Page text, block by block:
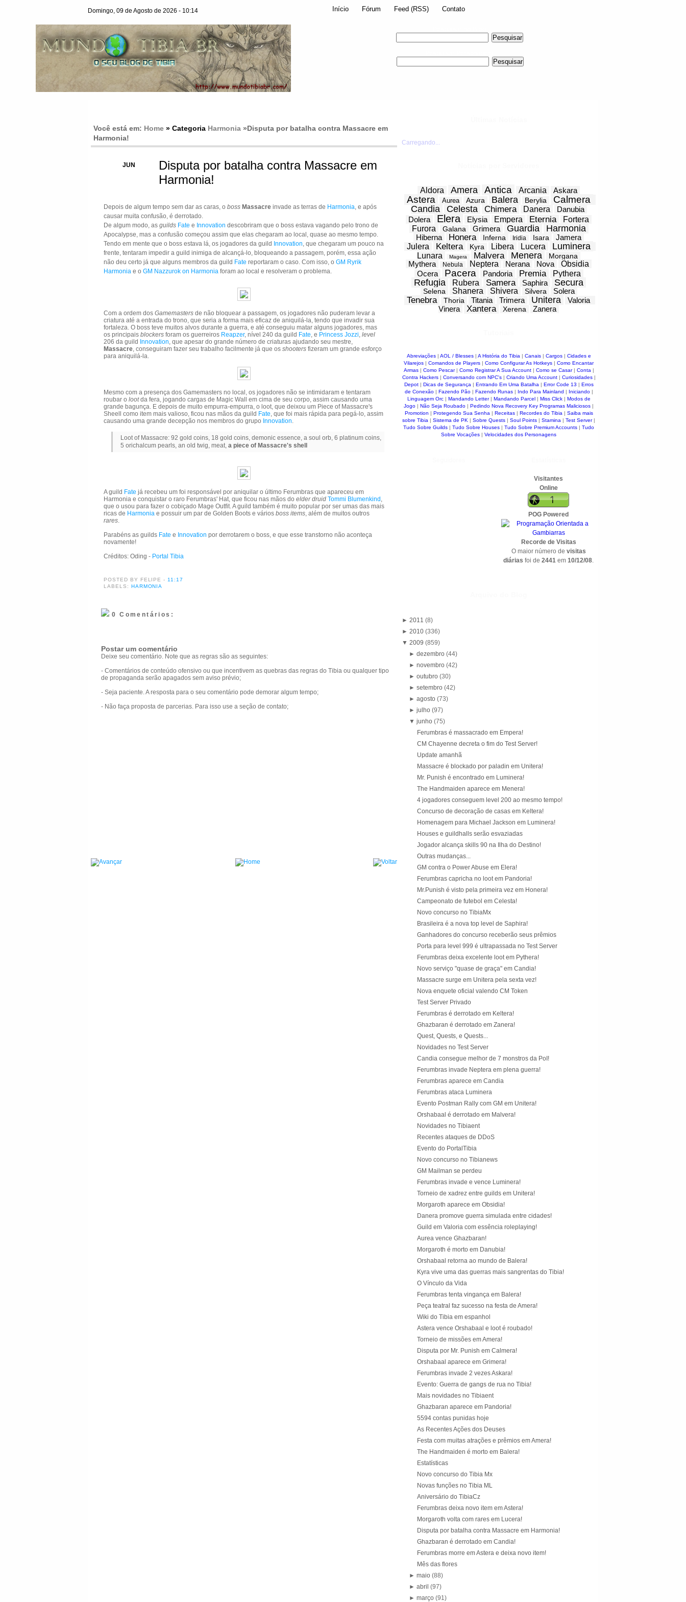
Domingo, 09 de Agosto de 2026 - 10:14 Início Fórum Feed (RSS) Contato
Você está em: Home » Categoria Harmonia »Disputa por batalha contra Massacre em
Harmonia!
JUN
Disputa por batalha contra Massacre em
Harmonia!
Depois de algum tempo sem dar as caras, o boss Massacre invade as terras de Harmonia, e após
causar muita confusão, é derrotado.
De algum modo, as guilds Fate e Innovation descobriram que o boss estava vagando pelo trono de
Apocalypse, mas a confusão começou assim que elas chegaram ao local, quase ao mesmo tempo.
Tendo em mente que o boss estava lá, os jogadores da guild Innovation, que chegaram um pouco na
frente, tentaram impedir a guild inimiga de alcançá-lo, bloqueando a passagem, porém, essa ação
não deu certo já que alguns membros da guild Fate reportaram o caso. Com isso, o GM Ryrik
Harmonia e o GM Nazzurok on Harmonia foram ao local e resolveram o problema.
Com a ordem dos Gamemasters de não bloquear a passagem, os jogadores não puderam levar a
criatura até a entrada do trono, que seria a forma mais eficaz de aniquilá-la, tendo que invadir sua
fortaleza. O boss teve muitos alvos durante a guerra, e até conseguiu matar alguns jogadores, mas
os principais blockers foram os guerreiros Reapzer, nível 240 da guild Fate, e Princess Jozzi, level
206 da guild Innovation, que apesar do grande número de criaturas ajudando seu mestre,
Massacre, conseguiram fazer seu trabalho facilmente já que os shooters fizeram um grande esforço
para aniquilá-la.
Mesmo com a presença dos Gamemasters no local, os jogadores não se intimidaram e tentaram
roubar o lootda fera, jogando cargas de Magic Wall em cima de seu corpo, assim causando uma
grande bagunça. E depois de muito empurra-empurra, o loot, que deixou um Piece of Massacre's
Sheell como item mais valioso, ficou nas mãos da guild Fate, que foi mais rápida para pegá-lo, assim
causando uma grande decepção nos membros do grupo Innovation.
Loot of Massacre: 92 gold coins, 18 gold coins, demonic essence, a soul orb, 6 platinum coins,
5 orichalcum pearls, an old twig, meat, a piece of Massacre's shell
A guild Fate já recebeu um foi responsável por aniquilar o último Ferumbras que apareceu em
Harmonia e conquistar o raro Ferumbras' Hat, que ficou nas mãos do elder druid Tommi Blumenkind ,
que o usou para fazer o cobiçado Mage Outfit. A guild também é muito popular por ser umas das mais
ricas de Harmonia e possuir um par de Golden Boots e vários boss items, além de muitos outros
rares.
Parabéns as guilds Fate e Innovation por derrotarem o boss, e que esse transtorno não aconteça
novamente!
Créditos: Oding - Portal Tibia
POSTED BY FELIPE- 11:17
LABELS: HARMONIA
0 Comentários:
Postar um comentário
Deixe seu comentário. Note que as regras são as seguintes:
- Comentários de conteúdo ofensivo ou que incentivem as quebras das regras do Tibia ou qualquer tipo
de propaganda serão apagados sem aviso prévio;
- Seja paciente. A resposta para o seu comentário pode demorar algum tempo;
- Não faça proposta de parcerias. Para isso use a seção de contato;
Carregando...
Aldora Amera Antica Arcania Askara
Astera Aurea Azura Balera Berylia Calmera
Candia Celesta Chimera Danera
Danubia
Dolera
Elera Elysia Empera Eternia
Fortera
Furora
Galana Grimera Guardia Harmonia
Hiberna Honera Inferna Iridia Isara
Jamera
Julera
Keltera Kyra Libera Lucera Luminera
Lunara Magera Malvera Menera Morgana
Mythera Nebula Neptera Nerana Nova
Obsidia
Ocera
Pacera Pandoria Premia Pythera
Refugia Rubera Samera Saphira Secura
Selena Shanera Shivera Silvera Solera
Tenebra Thoria Titania Trimera Unitera
Valoria
Vinera
Xantera Xerena Zanera
Abreviações| AOL / Blesses| A História do Tibia | Canais| Cargos| Cidades e
Vilarejos | Comandos de Players | Como Configurar As Hotkeys | Como Encantar
Armas| Como Pescar| Como Registrar A Sua Account| Como se Casar| Conta |
Contra Hackers| Conversando com NPC's| Criando Uma Account| Curiosidades|
Depot| Dicas de Segurança | Entrando Em Uma Batalha | Error Code 13 | Erros
de Conexão| Fazendo Pão| Fazendo Runas| Indo Para Mainland | Iniciando|
Linguagem Orc| Mandando Letter| Mandando Parcel| Miss Click| Modos de
Jogo | Não Seja Roubado | Pedindo Nova Recovery Key Programas Maliciosos |
Promotion | Protegendo Sua Senha | Receitas| Recordes do Tibia | Saiba mais
sobre Tibia | Sistema de PK | Sobre Quests | Soul Points | Stamina | Test Server|
Tudo Sobre Guilds | Tudo Sobre Houses | Tudo Sobre Premium Accounts | Tudo
Sobre Vocações | Velocidades dos Personagens
Visitantes
Online
POG Powered
Recorde de Visitas
O maior número de visitas
diárias foi de 2441 em 10/12/08.
► 2011 (8)
► 2010 (336)
▼ 2009 (859)
►dezembro(44)
►novembro(42)
►outubro(30)
►setembro(42)
►agosto(73)
►julho(97)
▼junho(75)
Ferumbras é massacrado em Empera!
CM Chayenne decreta o fim do Test Server!
Update amanhã
Massacre é blockado por paladin em Unitera!
Mr. Punish é encontrado em Luminera!
The Handmaiden aparece em Menera!
4 jogadores conseguem level 200 ao mesmo tempo!
Concurso de decoração de casas em Keltera!
Homenagem para Michael Jackson em Luminera!
Houses e guildhalls serão esvaziadas
Jogador alcança skills 90 na Ilha do Destino!
Outras mudanças...
GM contra o Power Abuse em Elera!
Ferumbras capricha no loot em Pandoria!
Mr.Punish é visto pela primeira vez em Honera!
Campeonato de futebol em Celesta!
Novo concurso no TibiaMx
Brasileira é a nova top level de Saphira!
Ganhadores do concurso receberão seus prêmios
Porta para level 999 é ultrapassada no Test Server
Ferumbras deixa excelente loot em Pythera!
Novo serviço "quase de graça" em Candia!
Massacre surge em Unitera pela sexta vez!
Nova enquete oficial valendo CM Token
Test Server Privado
Ferumbras é derrotado em Keltera!
Ghazbaran é derrotado em Zanera!
Quest, Quests, e Quests...
Novidades no Test Server
Candia consegue melhor de 7 monstros da PoI!
Ferumbras invade Neptera em plena guerra!
Ferumbras aparece em Candia
Ferumbras ataca Luminera
Evento Postman Rally com GM em Unitera!
Orshabaal é derrotado em Malvera!
Novidades no Tibiaent
Recentes ataques de DDoS
Evento do PortalTibia
Novo concurso no Tibianews
GM Mailman se perdeu
Ferumbras invade e vence Luminera!
Torneio de xadrez entre guilds em Unitera!
Morgaroth aparece em Obsidia!
Danera promove guerra simulada entre cidades!
Guild em Valoria com essência roleplaying!
Aurea vence Ghazbaran!
Morgaroth é morto em Danubia!
Orshabaal retorna ao mundo de Balera!
Kyra vive uma das guerras mais sangrentas do Tibia!
O Vínculo da Vida
Ferumbras tenta vingança em Balera!
Peça teatral faz sucesso na festa de Amera!
Wiki do Tibia em espanhol
Astera vence Orshabaal e loot é roubado!
Torneio de missões em Amera!
Disputa por Mr. Punish em Calmera!
Orshabaal aparece em Grimera!
Ferumbras invade 2 vezes Askara!
Evento: Guerra de gangs de rua no Tibia!
Mais novidades no Tibiaent
Ghazbaran aparece em Pandoria!
5594 contas punidas hoje
As Recentes Ações dos Deuses
Festa com muitas atrações e prêmios em Amera!
The Handmaiden é morto em Balera!
Estatísticas
Novo concurso do Tibia Mx
Novas funções no Tibia ML
Aniversário do TibiaCz
Ferumbras deixa novo item em Astera!
Morgaroth volta com rares em Lucera!
Disputa por batalha contra Massacre em Harmonia!
Ghazbaran é derrotado em Candia!
Ferumbras morre em Astera e deixa novo item!
Mês das flores
►maio(88)
►abril(97)
►março(91)